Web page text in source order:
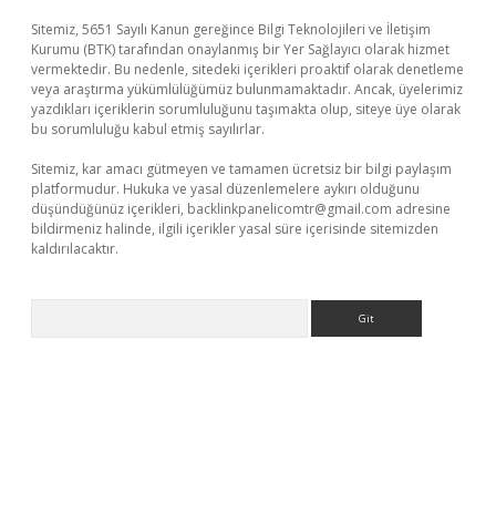
Sitemiz, 5651 Sayılı Kanun gereğince Bilgi Teknolojileri ve İletişim
Kurumu (BTK) tarafından onaylanmış bir Yer Sağlayıcı olarak hizmet
vermektedir. Bu nedenle, sitedeki içerikleri proaktif olarak denetleme
veya araştırma yükümlülüğümüz bulunmamaktadır. Ancak, üyelerimiz
yazdıkları içeriklerin sorumluluğunu taşımakta olup, siteye üye olarak
bu sorumluluğu kabul etmiş sayılırlar.
Sitemiz, kar amacı gütmeyen ve tamamen ücretsiz bir bilgi paylaşım
platformudur. Hukuka ve yasal düzenlemelere aykırı olduğunu
düşündüğünüz içerikleri, backlinkpanelicomtr@gmail.com adresine
bildirmeniz halinde, ilgili içerikler yasal süre içerisinde sitemizden
kaldırılacaktır.